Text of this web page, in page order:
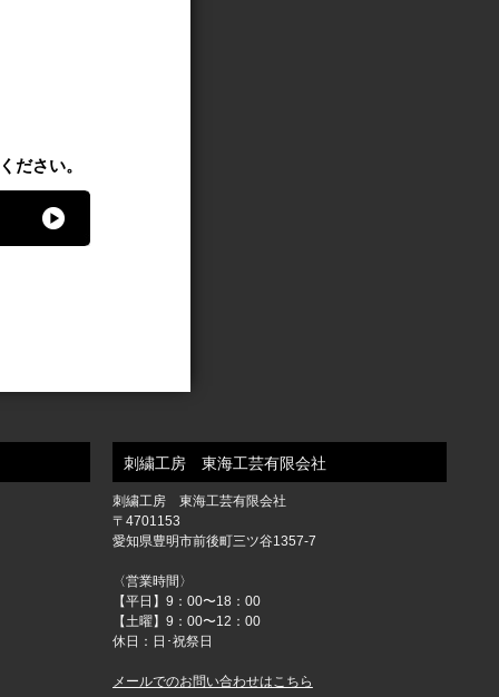
ださい。
刺繍工房 東海工芸有限会社
刺繍工房 東海工芸有限会社
〒4701153
愛知県豊明市前後町三ツ谷1357-7
〈営業時間〉
【平日】9：00〜18：00
【土曜】9：00〜12：00
休日：日･祝祭日
メールでのお問い合わせはこちら